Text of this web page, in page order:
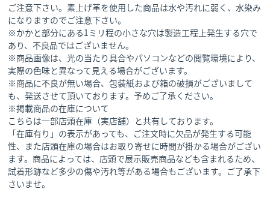
ご注意下さい。素上げ革を使用した商品は水や汚れに弱く、水染み
になりますのでご注意下さい。
※かかと部分にある1ミリ程の小さな穴は製造工程上発生する穴で
あり、不良品ではございません。
※商品画像は、光の当たり具合やパソコンなどの閲覧環境により、
実際の色味と異なって見える場合がございます。
※商品に不良が無い場合、包装紙および箱の破損がございまして
も、発送させて頂いております。予めご了承ください。
※掲載商品の在庫について
こちらは一部店頭在庫（実店舗）と共有しております。
「在庫有り」の表示があっても、ご注文時に欠品が発生する可能
性、また店頭在庫の場合はお取り寄せに時間が掛かる場合がござい
ます。商品によっては、店頭で展示販売商品なども含まれるため、
試着形跡など多少の傷や汚れ等がある場合もございます。ご了承下
さいませ。